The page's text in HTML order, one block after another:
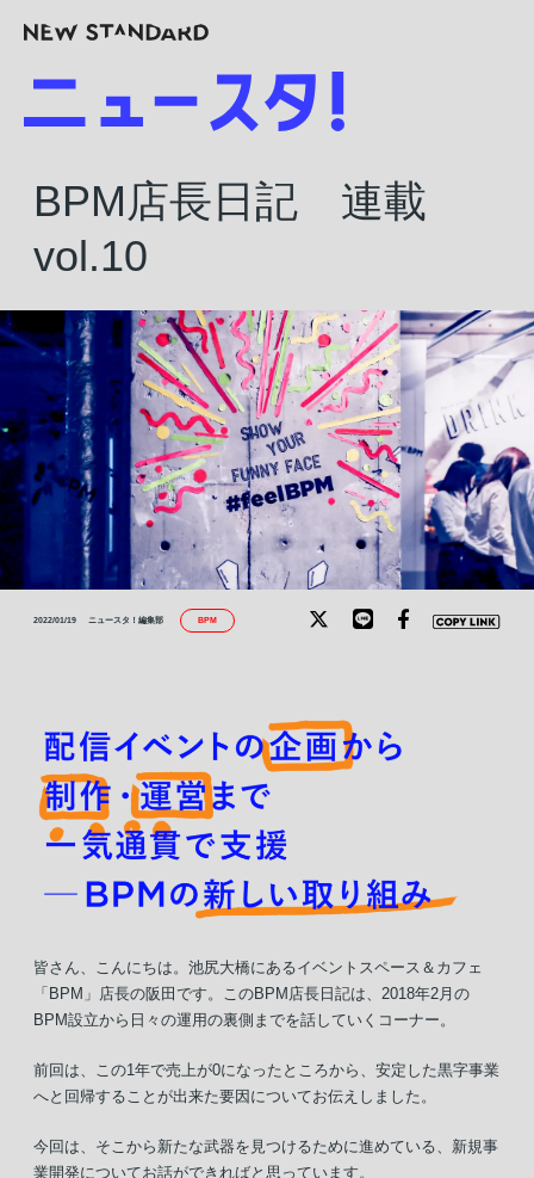
BPM店長日記 連載
vol.10
2022/01/19 ニュースタ！編集部 BPM
皆さん、こんにちは。池尻大橋にあるイベントスペース＆カフェ
「BPM」店長の阪田です。このBPM店長日記は、2018年2月の
BPM設立から日々の運用の裏側までを話していくコーナー。
前回は、この1年で売上が0になったところから、安定した黒字事業
へと回帰することが出来た要因についてお伝えしました。
今回は、そこから新たな武器を見つけるために進めている、新規事
業開発についてお話ができればと思っています。